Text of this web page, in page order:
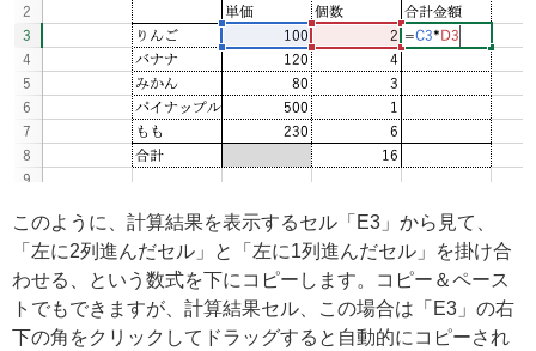
このように、計算結果を表示するセル「E3」から見て、
「左に2列進んだセル」と「左に1列進んだセル」を掛け合
わせる、という数式を下にコピーします。コピー＆ペース
トでもできますが、計算結果セル、この場合は「E3」の右
下の角をクリックしてドラッグすると自動的にコピーされ